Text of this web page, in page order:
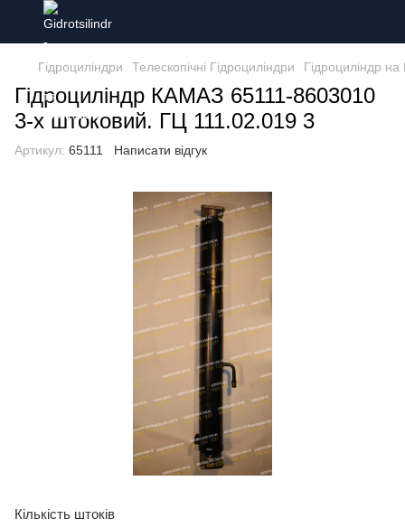
Гідроциліндри Телескопічні Гідроциліндри Гідроциліндр
Гідроциліндр КАМАЗ 65111-8603010
3-х штоковий. ГЦ 111.02.019 3
Артикул: 65111 Написати відгук
Кількість штоків